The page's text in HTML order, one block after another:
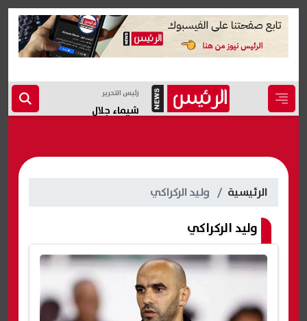
رئيس التحرير
شيماء جلال
الرئيسية وليد الركراكي
وليد الركراكي